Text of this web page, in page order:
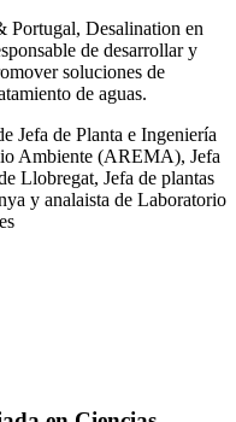
Portugal, Desalination en
de desarrollar y
soluciones de
de aguas.
Jefa de Planta e Ingeniería
Ambiente (AREMA), Jefa
Llobregat, Jefa de plantas
y analaista de Laboratorio